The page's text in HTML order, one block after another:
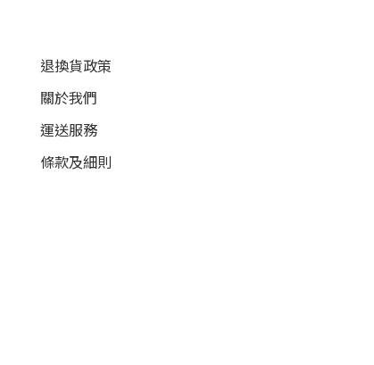
退換貨政策
關於我們
運送服務
條款及細則